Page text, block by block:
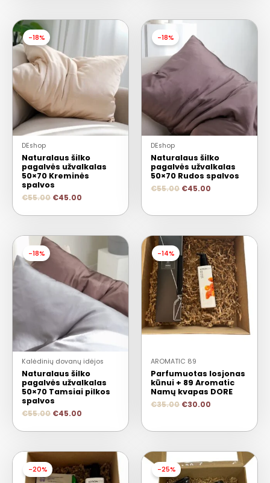
-18%
DEshop
Naturalaus šilko
pagalvės užvalkalas
50×70 Kreminės
spalvos
€55.00 €45.00
-18%
DEshop
Naturalaus šilko
pagalvės užvalkalas
50×70 Rudos spalvos
€55.00 €45.00
-18%
Kalėdinių dovanų idėjos
Naturalaus šilko
pagalvės užvalkalas
50×70 Tamsiai pilkos
spalvos
€55.00 €45.00
-14%
AROMATIC 89
Parfumuotas losjonas
kūnui + 89 Aromatic
Namų kvapas DORE
€35.00 €30.00
-20% -25%